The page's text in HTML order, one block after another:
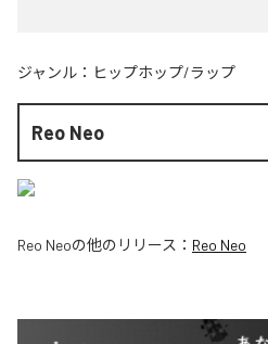
ジャンル： ヒップホップ/ラップ
Reo Neo
Reo Neoの他のリリース： Reo Neo